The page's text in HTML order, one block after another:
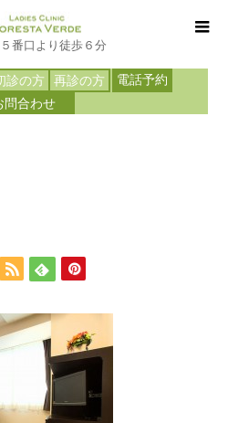
番口より徒歩６分
診の方 再診の方
電話予約
問合わせ